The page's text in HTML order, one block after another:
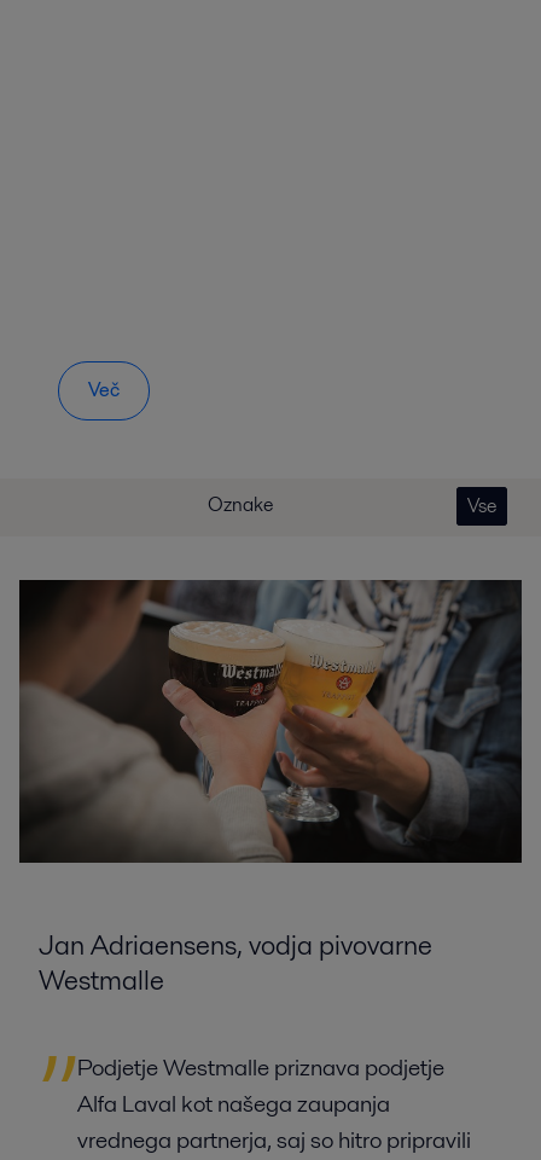
Več
Oznake Vse
Jan Adriaensens, vodja pivovarne
Westmalle
Podjetje Westmalle priznava podjetje
Alfa Laval kot našega zaupanja
vrednega partnerja, saj so hitro pripravili